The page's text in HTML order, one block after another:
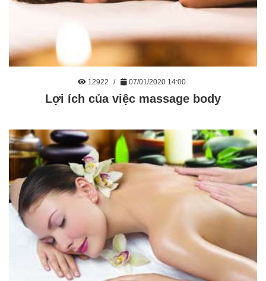
12922 07/01/2020 14:00
Lợi ích của việc massage body